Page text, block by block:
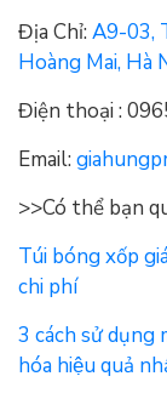
Địa Chỉ: A9-03,
Hoàng Mai, Hà
Điện thoại :
Email:
>>Có thể bạn
Túi bóng xốp
chi phí
3 cách sử dụng
hóa hiệu quả